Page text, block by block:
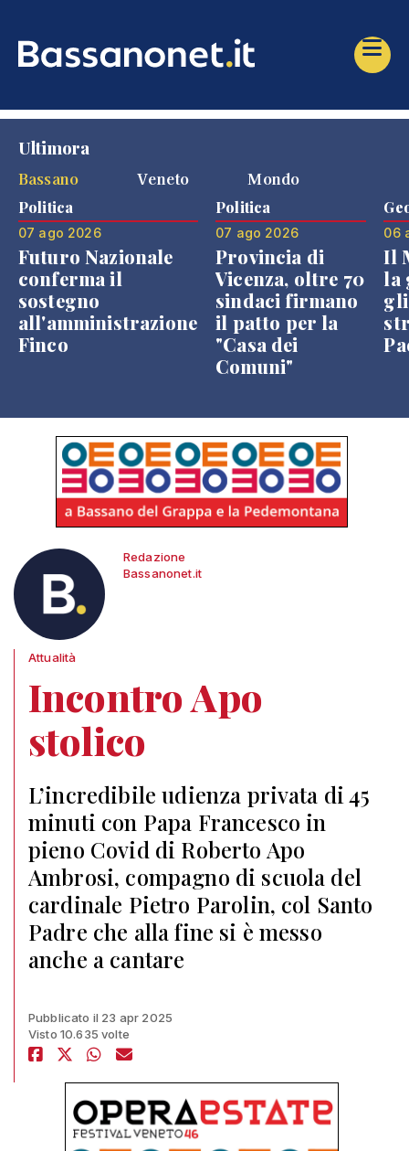
Ultimora
Bassano
Veneto Mondo
Politica
07 ago 2026
Futuro Nazionale
conferma il
sostegno
all'amministrazione
Finco
Politica
07 ago 2026
Provincia di
Vicenza, oltre 70
sindaci firmano
il patto per la
"Casa dei
Comuni"
06
Il
la
Redazione
Bassanonet.it
Attualità
Incontro Apo
stolico
L’incredibile udienza privata di 45
minuti con Papa Francesco in
pieno Covid di Roberto Apo
Ambrosi, compagno di scuola del
cardinale Pietro Parolin, col Santo
Padre che alla fine si è messo
anche a cantare
Pubblicato il 23 apr 2025
Visto 10.635 volte